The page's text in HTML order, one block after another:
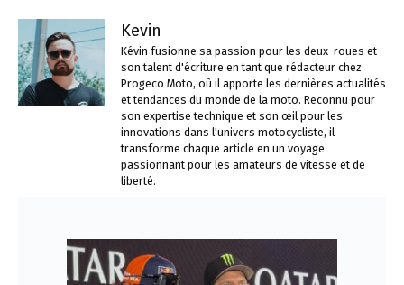
Kevin
Kévin fusionne sa passion pour les deux-roues et
son talent d'écriture en tant que rédacteur chez
Progeco Moto, où il apporte les dernières actualités
et tendances du monde de la moto. Reconnu pour
son expertise technique et son œil pour les
innovations dans l'univers motocycliste, il
transforme chaque article en un voyage
passionnant pour les amateurs de vitesse et de
liberté.